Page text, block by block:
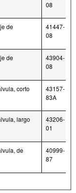
08
de
41447-
08
de
43904-
08
corto
43157-
83A
largo
43206-
01
de
40999-
87